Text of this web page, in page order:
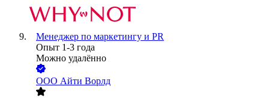
Менеджер по маркетингу и PR
Опыт 1-3 года
Можно удалённо
ООО Айти Ворлд